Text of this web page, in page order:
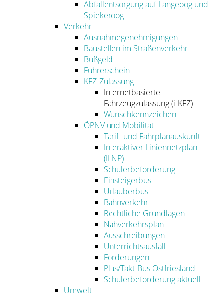
Abfallentsorgung auf Langeoog und
Spiekeroog
Verkehr
Ausnahmegenehmigungen
Baustellen im Straßenverkehr
Bußgeld
Führerschein
KFZ-Zulassung
Internetbasierte
Fahrzeugzulassung (i-KFZ)
Wunschkennzeichen
ÖPNV und Mobilität
Tarif- und Fahrplanauskunft
Interaktiver Liniennetzplan
(ILNP)
Schülerbeförderung
Einsteigerbus
Urlauberbus
Bahnverkehr
Rechtliche Grundlagen
Nahverkehrsplan
Ausschreibungen
Unterrichtsausfall
Förderungen
Plus/Takt-Bus Ostfriesland
Schülerbeförderung aktuell
Umwelt